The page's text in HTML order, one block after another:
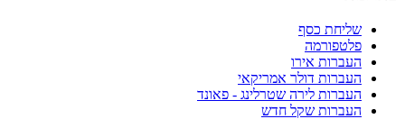
שליחת כסף
פלטפורמה
העברות אירו
העברות דולר אמריקאי
העברות לירה שטרלינג - פאונד
העברות שקל חדש